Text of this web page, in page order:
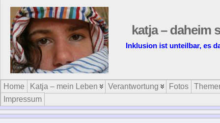
katja – daheim
Inklusion ist unteilbar, es
Home Katja – mein Leben Verantwortung Fotos
Impressum